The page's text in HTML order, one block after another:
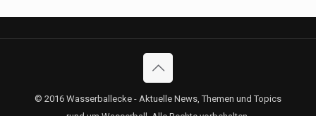
© 2016 Wasserballecke - Aktuelle News, Themen und Topics